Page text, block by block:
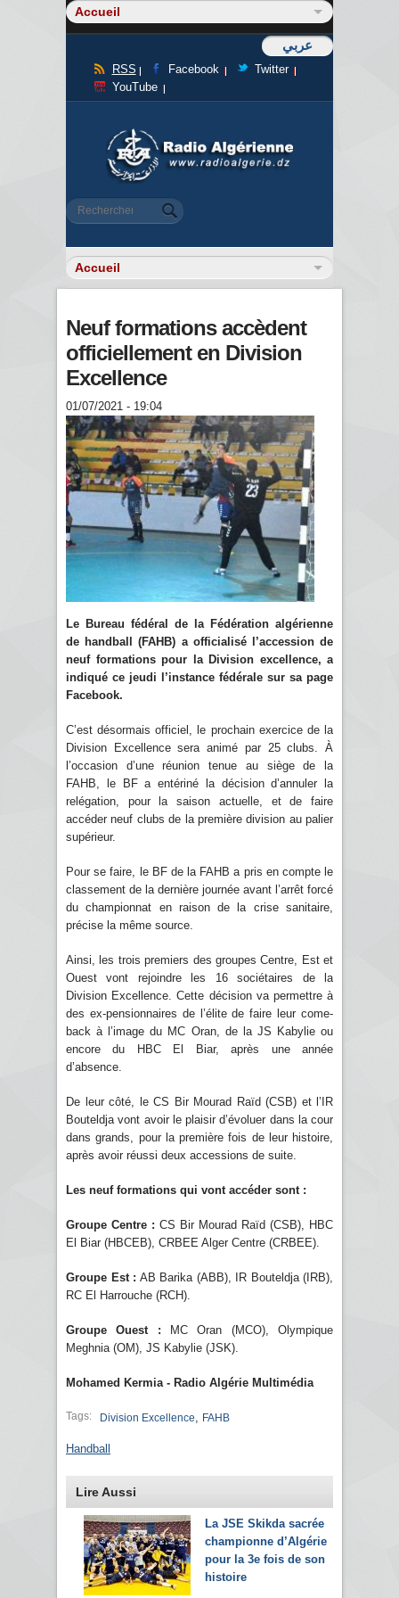
عربي
RSS Facebook
Twitter
YouTube
Formulaire de recherche
Rechercher
Neuf formations accèdent
officiellement en Division
Excellence
01/07/2021 - 19:04
Le Bureau fédéral de la Fédération algérienne
de handball (FAHB) a officialisé l’accession de
neuf formations pour la Division excellence, a
indiqué ce jeudi l’instance fédérale sur sa page
Facebook.
C’est désormais officiel, le prochain exercice de la
Division Excellence sera animé par 25 clubs. À
l’occasion d’une réunion tenue au siège de la
FAHB, le BF a entériné la décision d’annuler la
relégation, pour la saison actuelle, et de faire
accéder neuf clubs de la première division au palier
supérieur.
Pour se faire, le BF de la FAHB a pris en compte le
classement de la dernière journée avant l’arrêt forcé
du championnat en raison de la crise sanitaire,
précise la même source.
Ainsi, les trois premiers des groupes Centre, Est et
Ouest vont rejoindre les 16 sociétaires de la
Division Excellence. Cette décision va permettre à
des ex-pensionnaires de l’élite de faire leur come-
back à l’image du MC Oran, de la JS Kabylie ou
encore du HBC El Biar, après une année
d’absence.
De leur côté, le CS Bir Mourad Raïd (CSB) et l’IR
Bouteldja vont avoir le plaisir d’évoluer dans la cour
dans grands, pour la première fois de leur histoire,
après avoir réussi deux accessions de suite.
Les neuf formations qui vont accéder sont :
Groupe Centre : CS Bir Mourad Raïd (CSB), HBC
El Biar (HBCEB), CRBEE Alger Centre (CRBEE).
Groupe Est : AB Barika (ABB), IR Bouteldja (IRB),
RC El Harrouche (RCH).
Groupe Ouest : MC Oran (MCO), Olympique
Meghnia (OM), JS Kabylie (JSK).
Mohamed Kermia - Radio Algérie Multimédia
Tags: Division Excellence FAHB
Handball
Lire Aussi
La JSE Skikda sacrée
championne d’Algérie
pour la 3e fois de son
histoire